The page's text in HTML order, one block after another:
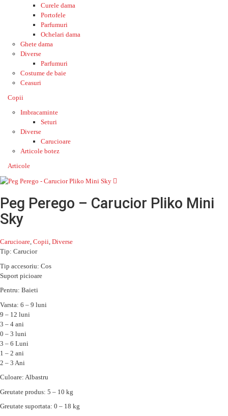
Curele dama
Portofele
Parfumuri
Ochelari dama
Ghete dama
Diverse
Parfumuri
Costume de baie
Ceasuri
Copii
Imbracaminte
Seturi
Diverse
Carucioare
Articole botez
Articole
Peg Perego – Carucior Pliko Mini
Sky
Carucioare, Copii, Diverse
Tip: Carucior
Tip accesoriu: Cos
Suport picioare
Pentru: Baieti
Varsta: 6 – 9 luni
9 – 12 luni
3 – 4 ani
0 – 3 luni
3 – 6 Luni
1 – 2 ani
2 – 3 Ani
Culoare: Albastru
Greutate produs: 5 – 10 kg
Greutate suportata: 0 – 18 kg